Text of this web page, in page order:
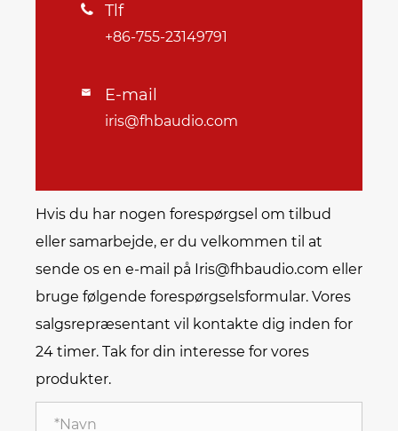
 Tlf
+86-755-23149791
 E-mail
iris@fhbaudio.com
Hvis du har nogen forespørgsel om tilbud
eller samarbejde, er du velkommen til at
sende os en e-mail på Iris@fhbaudio.com eller
bruge følgende forespørgselsformular. Vores
salgsrepræsentant vil kontakte dig inden for
24 timer. Tak for din interesse for vores
produkter.